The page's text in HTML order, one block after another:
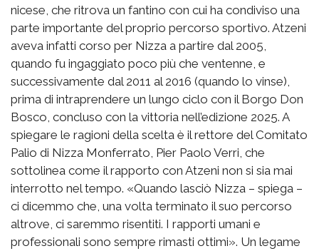
nicese, che ritrova un fantino con cui ha condiviso una
parte importante del proprio percorso sportivo. Atzeni
aveva infatti corso per Nizza a partire dal 2005,
quando fu ingaggiato poco più che ventenne, e
successivamente dal 2011 al 2016 (quando lo vinse),
prima di intraprendere un lungo ciclo con il Borgo Don
Bosco, concluso con la vittoria nell’edizione 2025. A
spiegare le ragioni della scelta è il rettore del Comitato
Palio di Nizza Monferrato, Pier Paolo Verri, che
sottolinea come il rapporto con Atzeni non si sia mai
interrotto nel tempo. «Quando lasciò Nizza – spiega –
ci dicemmo che, una volta terminato il suo percorso
altrove, ci saremmo risentiti. I rapporti umani e
professionali sono sempre rimasti ottimi». Un legame